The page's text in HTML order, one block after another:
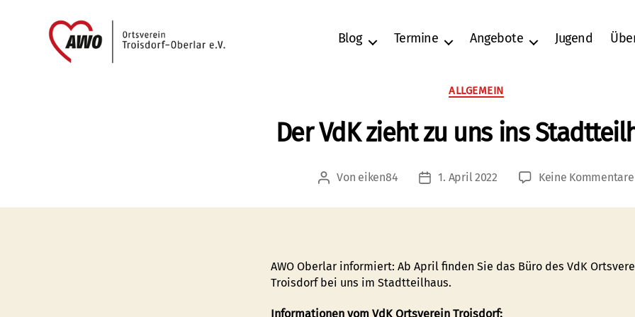
Blog Termine Angebote Jugend
Kategorien
ALLGEMEIN
Der VdK zieht zu uns ins
Beitragsautor
Von eiken84 Veröffentlichungsdatum
1. April 2022 Keine Kommentare
AWO Oberlar informiert: Ab April finden Sie das Büro des VdK
Troisdorf bei uns im Stadtteilhaus.
Informationen vom VdK Ortsverein Troisdorf: